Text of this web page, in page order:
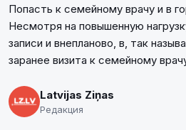
Попасть к семейному врачу и в
Несмотря на повышенную
записи и внепланово, в, так
заранее визита к семейному
Latvijas Ziņas
Редакция